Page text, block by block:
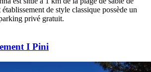
de style classique possède un
privé gratuit.
I Pini